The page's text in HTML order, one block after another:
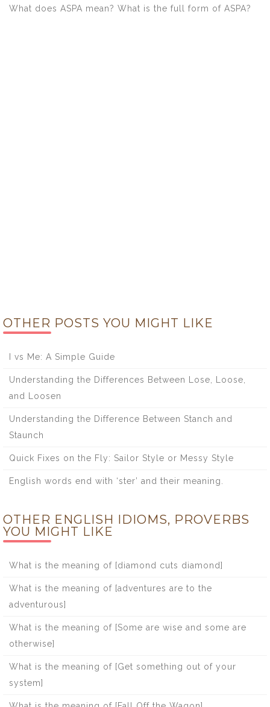
What does ASPA mean? What is the full form of ASPA?
OTHER POSTS YOU MIGHT LIKE
I vs Me: A Simple Guide
Understanding the Differences Between Lose, Loose,
and Loosen
Understanding the Difference Between Stanch and
Staunch
Quick Fixes on the Fly: Sailor Style or Messy Style
English words end with ‘ster’ and their meaning.
OTHER ENGLISH IDIOMS, PROVERBS
YOU MIGHT LIKE
What is the meaning of [diamond cuts diamond]
What is the meaning of [adventures are to the
adventurous]
What is the meaning of [Some are wise and some are
otherwise]
What is the meaning of [Get something out of your
system]